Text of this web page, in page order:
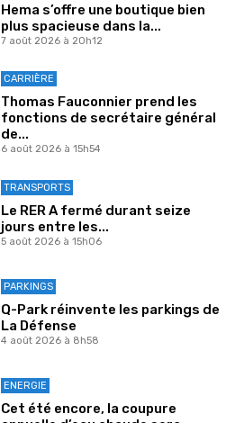
Hema s’offre une boutique bien
plus spacieuse dans la...
7 août 2026 à 20h12
CARRIÈRE
Thomas Fauconnier prend les
fonctions de secrétaire général
de...
6 août 2026 à 15h54
TRANSPORTS
Le RER A fermé durant seize
jours entre les...
5 août 2026 à 15h06
PARKINGS
Q-Park réinvente les parkings de
La Défense
4 août 2026 à 8h58
ENERGIE
Cet été encore, la coupure